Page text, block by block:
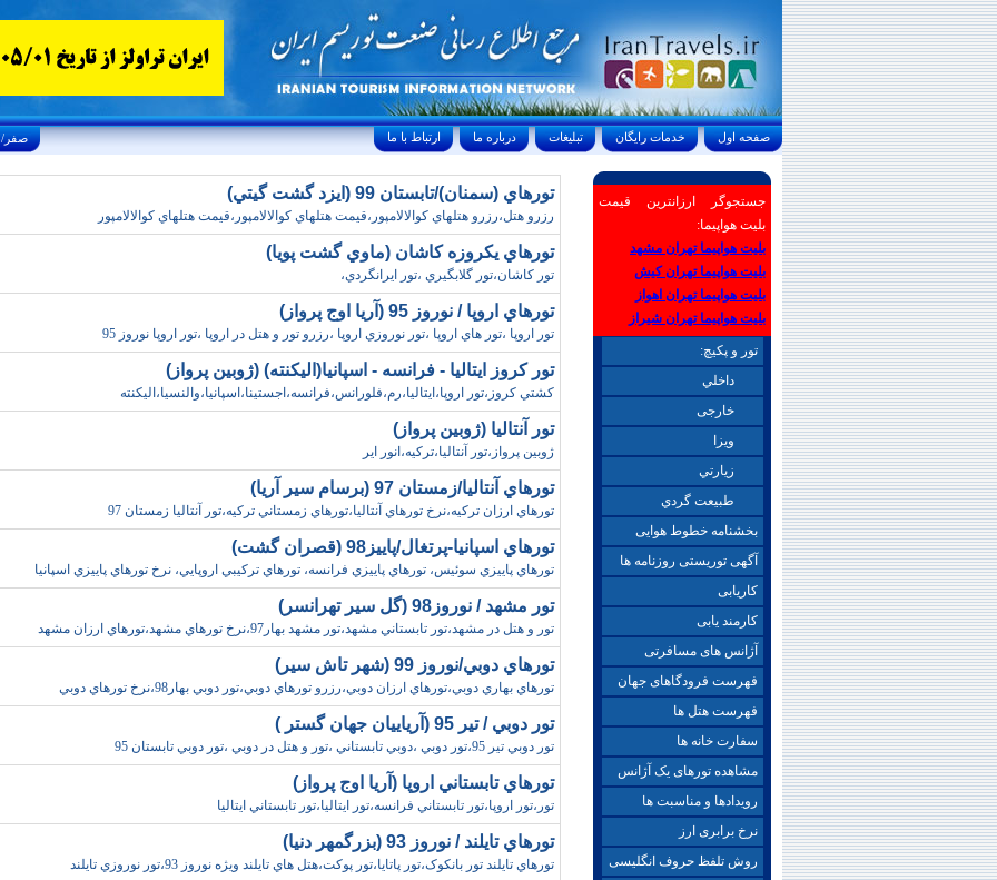
Saturday, August 8, 2026 25/صفر/1448 ارتباط با ما درباره ما تبليغات خدمات رايگان صفحه اول
تورهاي (سمنان)/تابستان 99 (ايزد گشت گيتي)
رزرو هتل،رزرو هتلهاي کوالالامپور،قيمت هتلهاي کوالالامپور،قيمت هتلهاي کوالالامپور
تورهاي يکروزه کاشان (ماوي گشت پويا)
تور کاشان،تور گلابگيري ،تور ايرانگردي،
تورهاي اروپا / نوروز 95 (آريا اوج پرواز)
تور اروپا ،تور هاي اروپا ،تور نوروزي اروپا ،رزرو تور و هتل در اروپا ،تور اروپا نوروز 95
تور کروز ايتاليا - فرانسه - اسپانيا(اليکنته) (ژوبين پرواز)
کشتي کروز،تور اروپا،ايتاليا،رم،فلورانس،فرانسه،اجستينا،اسپانيا،والنسيا،اليکنته
تور آنتاليا (ژوبين پرواز)
ژوبين پرواز،تور آنتاليا،ترکيه،انور اير
تورهاي آنتاليا/زمستان 97 (برسام سير آريا)
تورهاي ارزان ترکيه،نرخ تورهاي آنتاليا،تورهاي زمستاني ترکيه،تور آنتاليا زمستان 97
تورهاي اسپانيا-پرتغال/پاييز98 (قصران گشت)
تورهاي پاييزي سوئيس، تورهاي پاييزي فرانسه، تورهاي ترکيبي اروپايي، نرخ تورهاي پاييزي اسپانيا
تور مشهد / نوروز98 (گل سير تهرانسر)
تور و هتل در مشهد،تور تابستاني مشهد،تور مشهد بهار97،نرخ تورهاي مشهد،تورهاي ارزان مشهد
تورهاي دوبي/نوروز 99 (شهر تاش سير)
تورهاي بهاري دوبي،تورهاي ارزان دوبي،رزرو تورهاي دوبي،تور دوبي بهار98،نرخ تورهاي دوبي
تور دوبي / تير 95 (آرياييان جهان گستر )
تور دوبي تير 95،تور دوبي ،دوبي تابستاني ،تور و هتل در دوبي ،تور دوبي تابستان 95
تورهاي تابستاني اروپا (آريا اوج پرواز)
تور،تور اروپا،تور تابستاني فرانسه،تور ايتاليا،تور تابستاني ايتاليا
تورهاي تايلند / نوروز 93 (بزرگمهر دنيا)
تورهاي تايلند تور بانکوک،تور پاتايا،تور پوکت،هتل هاي تايلند ويژه نوروز 93،تور نوروزي تايلند
جستجوگر ارزانترین قیمت
بلیت هواپیما:
بلیت هواپیما تهران مشهد
بلیت هواپیما تهران کیش
بلیت هواپیما تهران اهواز
بلیت هواپیما تهران شیراز
تور و پکیچ:
داخلي
خارجی
ويزا
زيارتي
طبيعت گردي
بخشنامه خطوط هوایی
آگهی توریستی روزنامه ها
کاریابی
کارمند یابی
آژانس های مسافرتی
فهرست فرودگاهای جهان
فهرست هتل ها
سفارت خانه ها
مشاهده تورهای یک آژانس
رویدادها و مناسبت ها
نرخ برابری ارز
روش تلفظ حروف انگلیسی